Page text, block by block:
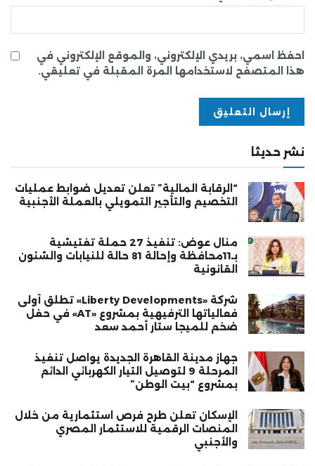
احفظ اسمي، بريدي الإلكتروني، والموقع الإلكتروني في
هذا المتصفح لاستخدامها المرة المقبلة في تعليقي.
نشر حديثا
“الرقابة المالية” تعلن تعديل ضوابط عمليات
التخصيم والتأجير التمويلي بالعملة الأجنبية
منال عوض: تنفيذ 27 حملة تفتيشية
بـ11محافظة وإحالة 81 حالة للنيابات والشئون
القانونية
شركة «Liberty Developments» تطلق أولى
فعالياتها الترفيهية بمشروع «AT» في حفل
ضخم للميجا ستار أحمد سعد
جهاز مدينة القاهرة الجديدة يواصل تنفيذ
المرحلة 9 لتوصيل التيار الكهربائي الدائم
بمشروع “بيت الوطن”
الإسكان تعلن طرح فرص استثمارية من خلال
المنصات الرقمية للاستثمار المصري
والأجنبي